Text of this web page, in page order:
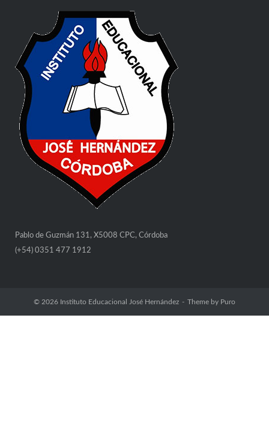
Pablo de Guzmán 131, X5008 CPC, Córdoba
(+54) 0351 477 1912
© 2026 Instituto Educacional José Hernández Theme by Puro